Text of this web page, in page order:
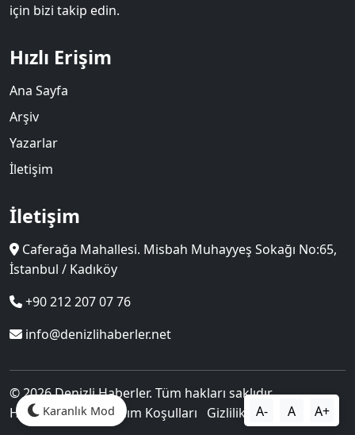
için bizi takip edin.
Hızlı Erişim
Ana Sayfa
Arşiv
Yazarlar
İletişim
İletişim
Caferağa Mahallesi. Misbah Muhayyeş Sokağı No:65,
İstanbul / Kadıköy
+90 212 207 07 76
info@denizlihaberler.net
© 2026 Denizli Haberler. Tüm hakları saklıdır.
Hakkımızda
Kullanım Koşulları Gizlilik Politikası
Karanlık Mod A- A A+